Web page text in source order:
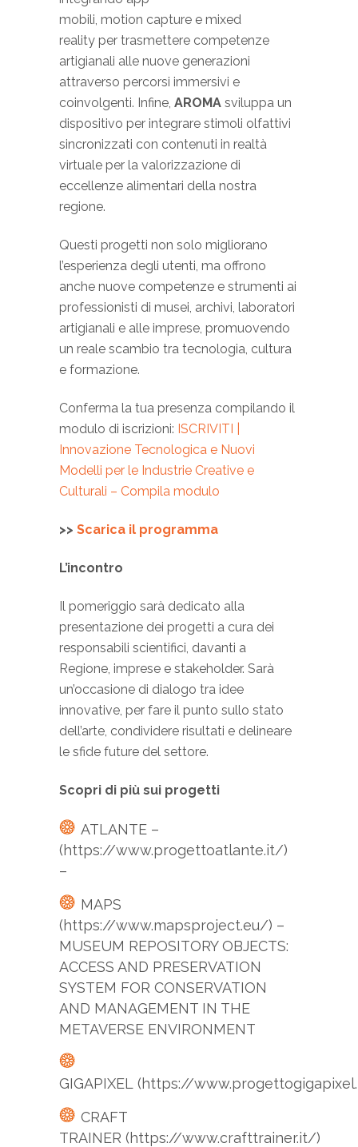
mobili, motion capture e mixed
reality per trasmettere competenze
artigianali alle nuove generazioni
attraverso percorsi immersivi e
coinvolgenti. Infine, AROMA sviluppa un
dispositivo per integrare stimoli olfattivi
sincronizzati con contenuti in realtà
virtuale per la valorizzazione di
eccellenze alimentari della nostra
regione.
Questi progetti non solo migliorano
l’esperienza degli utenti, ma offrono
anche nuove competenze e strumenti ai
professionisti di musei, archivi, laboratori
artigianali e alle imprese, promuovendo
un reale scambio tra tecnologia, cultura
e formazione.
Conferma la tua presenza compilando il
modulo di iscrizioni: ISCRIVITI |
Innovazione Tecnologica e Nuovi
Modelli per le Industrie Creative e
Culturali – Compila modulo
>> Scarica il programma
L’incontro
Il pomeriggio sarà dedicato alla
presentazione dei progetti a cura dei
responsabili scientifici, davanti a
Regione, imprese e stakeholder. Sarà
un’occasione di dialogo tra idee
innovative, per fare il punto sullo stato
dell’arte, condividere risultati e delineare
le sfide future del settore.
Scopri di più sui progetti
ATLANTE –
(https://www.progettoatlante.it/)
–
MAPS
(https://www.mapsproject.eu/) –
MUSEUM REPOSITORY OBJECTS:
ACCESS AND PRESERVATION
SYSTEM FOR CONSERVATION
AND MANAGEMENT IN THE
METAVERSE ENVIRONMENT
GIGAPIXEL (https://
CRAFT
TRAINER (https://www.crafttrainer.it/)